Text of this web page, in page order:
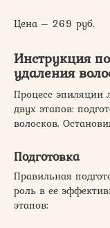
Цена – 269 руб.
Инструкция
удаления
Процесс эпиляции
двух этапов:
волосков.
Подготовка
Правильная
роль в ее
этапов: